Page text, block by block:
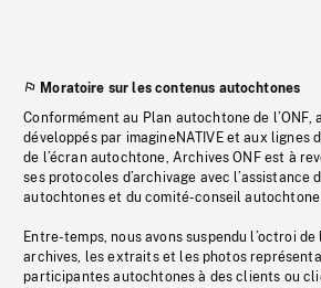
Moratoire sur les contenus autochtones
Conformément au Plan autochtone de l’ONF,
développés par imagineNATIVE et aux lignes
de l’écran autochtone, Archives ONF est à
ses protocoles d’archivage avec l’assistance
autochtones et du comité-conseil autochtone
Entre-temps, nous avons suspendu l’octroi
archives, les extraits et les photos
participantes autochtones à des clients ou